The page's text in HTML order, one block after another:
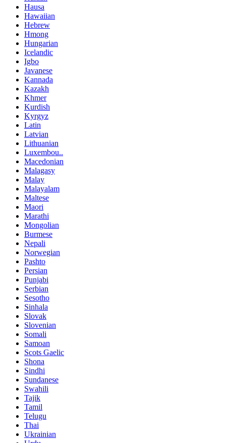
Hausa
Hawaiian
Hebrew
Hmong
Hungarian
Icelandic
Igbo
Javanese
Kannada
Kazakh
Khmer
Kurdish
Kyrgyz
Latin
Latvian
Lithuanian
Luxembou..
Macedonian
Malagasy
Malay
Malayalam
Maltese
Maori
Marathi
Mongolian
Burmese
Nepali
Norwegian
Pashto
Persian
Punjabi
Serbian
Sesotho
Sinhala
Slovak
Slovenian
Somali
Samoan
Scots Gaelic
Shona
Sindhi
Sundanese
Swahili
Tajik
Tamil
Telugu
Thai
Ukrainian